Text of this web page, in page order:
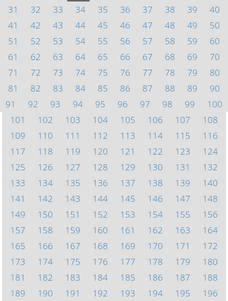
31
32 33 34 35 36 37 38 39
40
41
42 43 44 45 46 47 48 49
50
51
52 53 54 55 56 57 58 59
60
61
62 63 64 65 66 67 68 69
70
71
72 73 74 75 76 77 78 79
80
81
82 83 84 85 86 87 88 89
90
91
92 93 94 95 96 97 98 99
100
101
102 103 104 105 106 107
108
109
110 111 112 113 114 115
116
117
118 119 120 121 122 123
124
125
126 127 128 129 130 131
132
133
134 135 136 137 138 139
140
141
142 143 144 145 146 147
148
149
150 151 152 153 154 155
156
157
158 159 160 161 162 163
164
165
166 167 168 169 170 171
172
173
174 175 176 177 178 179
180
181
182 183 184 185 186 187
188
189
190 191 192 193 194 195
196